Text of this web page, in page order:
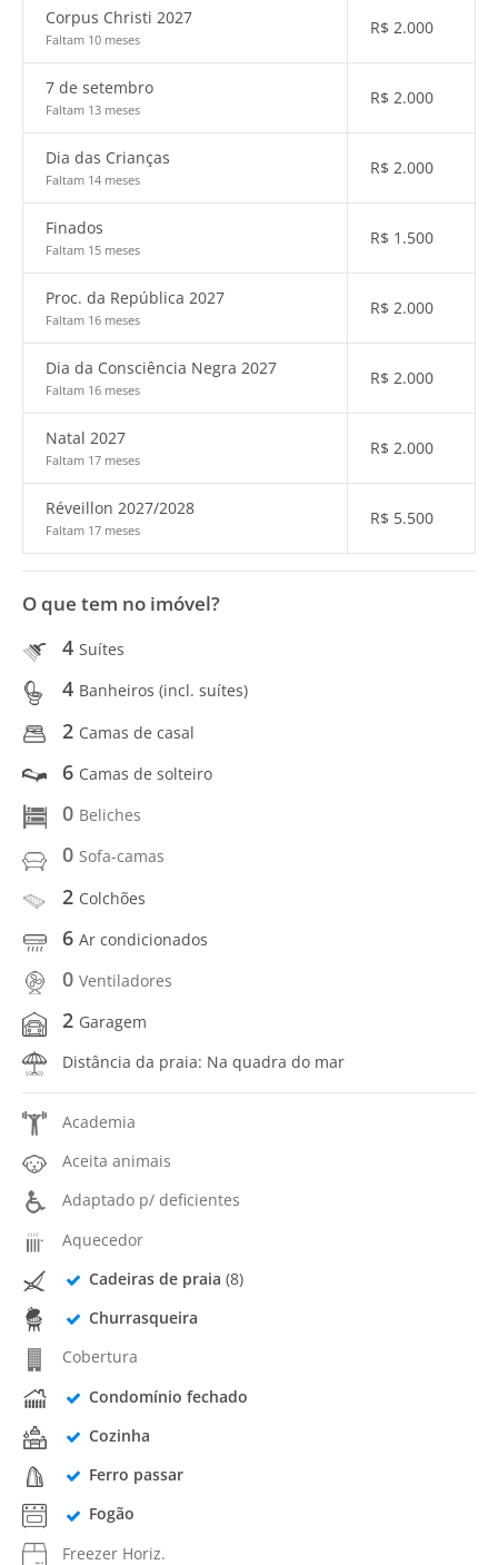
Corpus Christi 2027
Faltam 10 meses
R$ 2.000
7 de setembro
Faltam 13 meses
R$ 2.000
Dia das Crianças
Faltam 14 meses
R$ 2.000
Finados
Faltam 15 meses
R$ 1.500
Proc. da República 2027
Faltam 16 meses
R$ 2.000
Dia da Consciência Negra 2027
Faltam 16 meses
R$ 2.000
Natal 2027
Faltam 17 meses
R$ 2.000
Réveillon 2027/2028
Faltam 17 meses
R$ 5.500
O que tem no imóvel?
4 Suítes
4 Banheiros (incl. suítes)
2 Camas de casal
6 Camas de solteiro
0 Beliches
0 Sofa-camas
2 Colchões
6 Ar condicionados
0 Ventiladores
2 Garagem
Distância da praia: Na quadra do mar
Academia
Aceita animais
Adaptado p/ deficientes
Aquecedor
Cadeiras de praia (8)
Churrasqueira
Cobertura
Condomínio fechado
Cozinha
Ferro passar
Fogão
Freezer Horiz.